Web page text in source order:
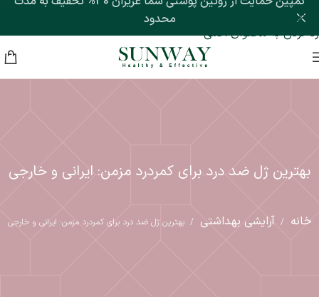
رد کردن به ناوبری
رد کردن به محتوای اصلی
محدود
بهترین ژل ضد درد برای کمردرد مزمن: ایرانی و خارجی
خانه / آرایشی بهداشتی / بهترین ژل ضد درد برای کمردرد مزمن: ایرانی و خارجی